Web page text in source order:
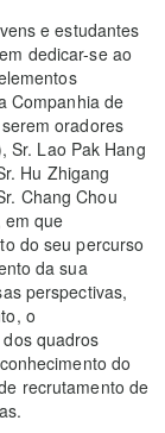
e estudantes
dedicar-se ao
Companhia de
oradores
Sr. Lao Pak Hang
Hu Zhigang
Chang Chou
em que
do seu percurso
da sua
perspectivas,
o
quadros
do
recrutamento de